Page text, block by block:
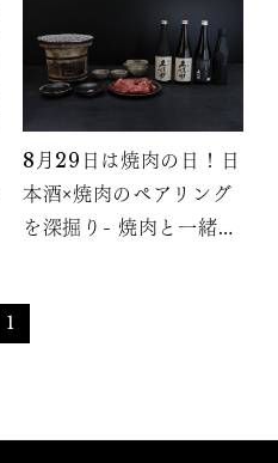
8月29日は焼肉の日！日
本酒×焼肉のペアリング
を深掘り- 焼肉と一緒に
1